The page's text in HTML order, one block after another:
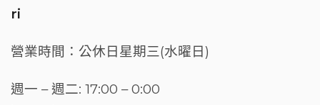
ri
營業時間：公休日星期三(水曜日)
週一 – 週二: 17:00 – 0:00